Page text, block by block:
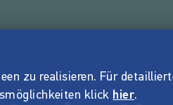
zu realisieren. Für
klick hier.